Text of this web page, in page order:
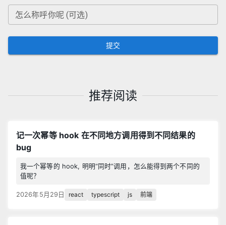
怎么称呼你呢 (可选)
提交
推荐阅读
记一次幂等 hook 在不同地方调用得到不同结果的
bug
我一个幂等的 hook, 明明“同时”调用，怎么能得到两个不同的
值呢？
2026年5月29日 react typescript js 前端